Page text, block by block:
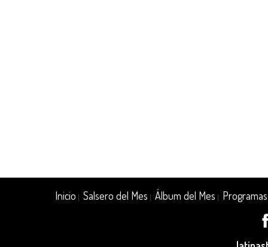
Inicio |Salsero del Mes |Álbum del Mes Programas